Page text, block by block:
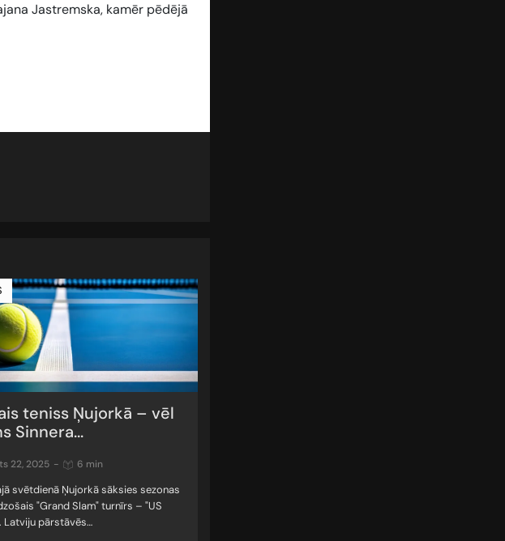
Jastremska, kamēr pēdējā
teniss Ņujorkā – vēl
Sinnera...
22, 2025 - 6 min
svētdienā Ņujorkā sāksies sezonas
"Grand Slam" turnīrs – "US
Latviju pārstāvēs…